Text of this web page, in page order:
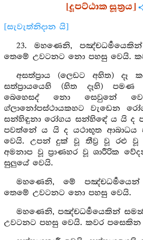
[දූපට්ඨාක සූත්‍රය]
[සැවැත්නිදාන යි]
23. මහණෙනි,
තෙමේ උවටනට නො පහසු වෙයි.
අසත්ප්‍රාය (ලෙඩට අහිත) දෑ
සත්ප්‍රායයෙහි (හිත දෑහි)
බෙහෙසද් නො සෙවුනේ
ග්ලානෝපස්ථායකහට වැඩෙන
සන්හිඳුනා රෝගය සන්හිඳේ ය යි ද
පවත්නේ ය යි ද යථාභූත
වෙයි. උපන් දුක් වූ තීව්‍ර වූ රළු
අමනාප වූ ප්‍රාණහර වූ ශාරීරික
සුලුයේ වෙයි.
මහණෙනි, මේ
තෙමේ උවටනට නො පහසු වෙයි.
මහණෙනි, පඤ්චධර්‍මයෙකින්
උවටනට පහසු වෙයි. කවර පසෙකින